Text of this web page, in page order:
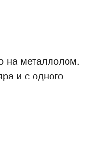
на металлолом.
и с одного